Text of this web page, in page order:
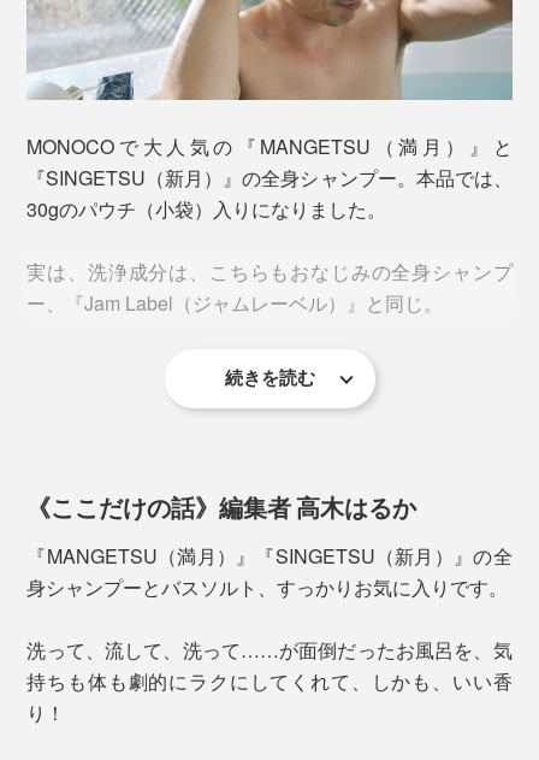
ほのかな香り。
シャンプー1つで、頭からつま先まで、全身いっぺんに
ネラル豊富な湯に浸かれば、体中のめぐりがよくなっ
て、ホッカホカに。
う。
そもそも香りといえば、どうしても「女性向け」「香り
が強い、洗った後も残る」「人工的」というイメージが
MONOCOで大人気の『MANGETSU（満月）』と
『SINGETSU（新月）』の全身シャンプー。本品では、
30gのパウチ（小袋）入りになりました。
実は、洗浄成分は、こちらもおなじみの全身シャンプ
ー、『Jam Label（ジャムレーベル）』と同じ。
続きを読む
《ここだけの話》編集者 高木はるか
『MANGETSU（満月）』『SINGETSU（新月）』の全
身シャンプーとバスソルト、すっかりお気に入りです。
洗って、流して、洗って……が面倒だったお風呂を、気
持ちも体も劇的にラクにしてくれて、しかも、いい香
り！